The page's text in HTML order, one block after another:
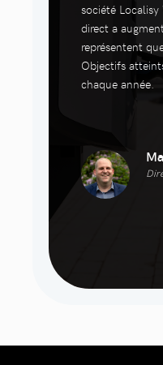
société Localisy
direct a
représentent
Objectifs
chaque année.